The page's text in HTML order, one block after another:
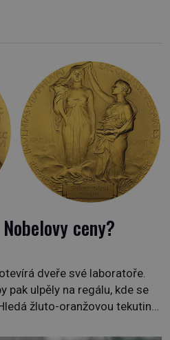
ceny?
dveře své laboratoře.
pak ulpěly na regálu, kde se
žluto-oranžovou tekutinu,